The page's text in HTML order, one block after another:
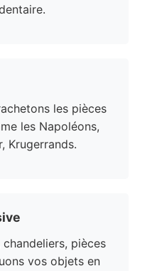
les pièces
les Napoléons,
Krugerrands.
pièces
vos objets en